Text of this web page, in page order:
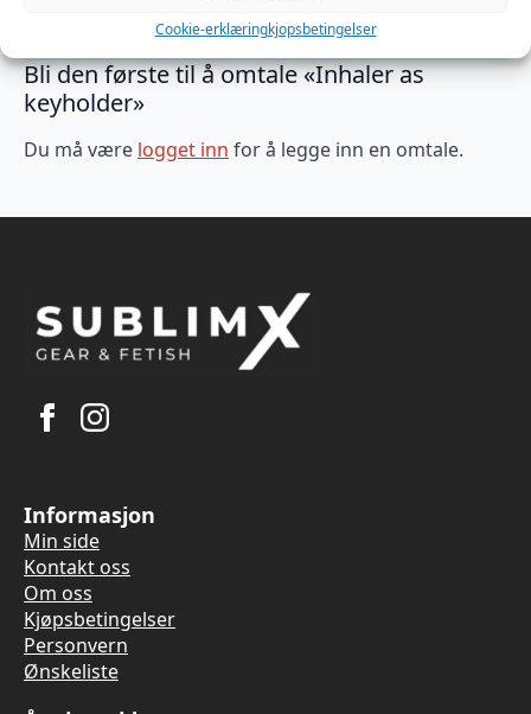
Cookie-erklæringkjopsbetingelser
Det er ingen omtaler ennå.
Bli den første til å omtale «Inhaler as
keyholder»
Du må være logget inn for å legge inn en omtale.
Informasjon
Min side
Kontakt oss
Om oss
Kjøpsbetingelser
Personvern
Ønskeliste